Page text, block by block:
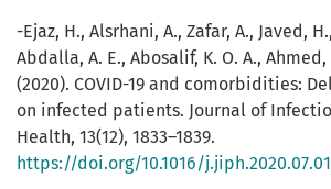
-Ejaz, H., Alsrhani, A., Zafar, A., Javed,
Abdalla, A. E., Abosalif, K. O. A., Ahmed,
(2020). COVID-19 and comorbidities:
on infected patients. Journal of
Health, 13(12), 1833–1839.
https://doi.org/10.1016/